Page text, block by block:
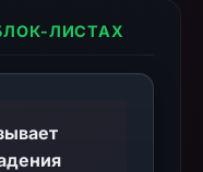
ЛИСТАХ